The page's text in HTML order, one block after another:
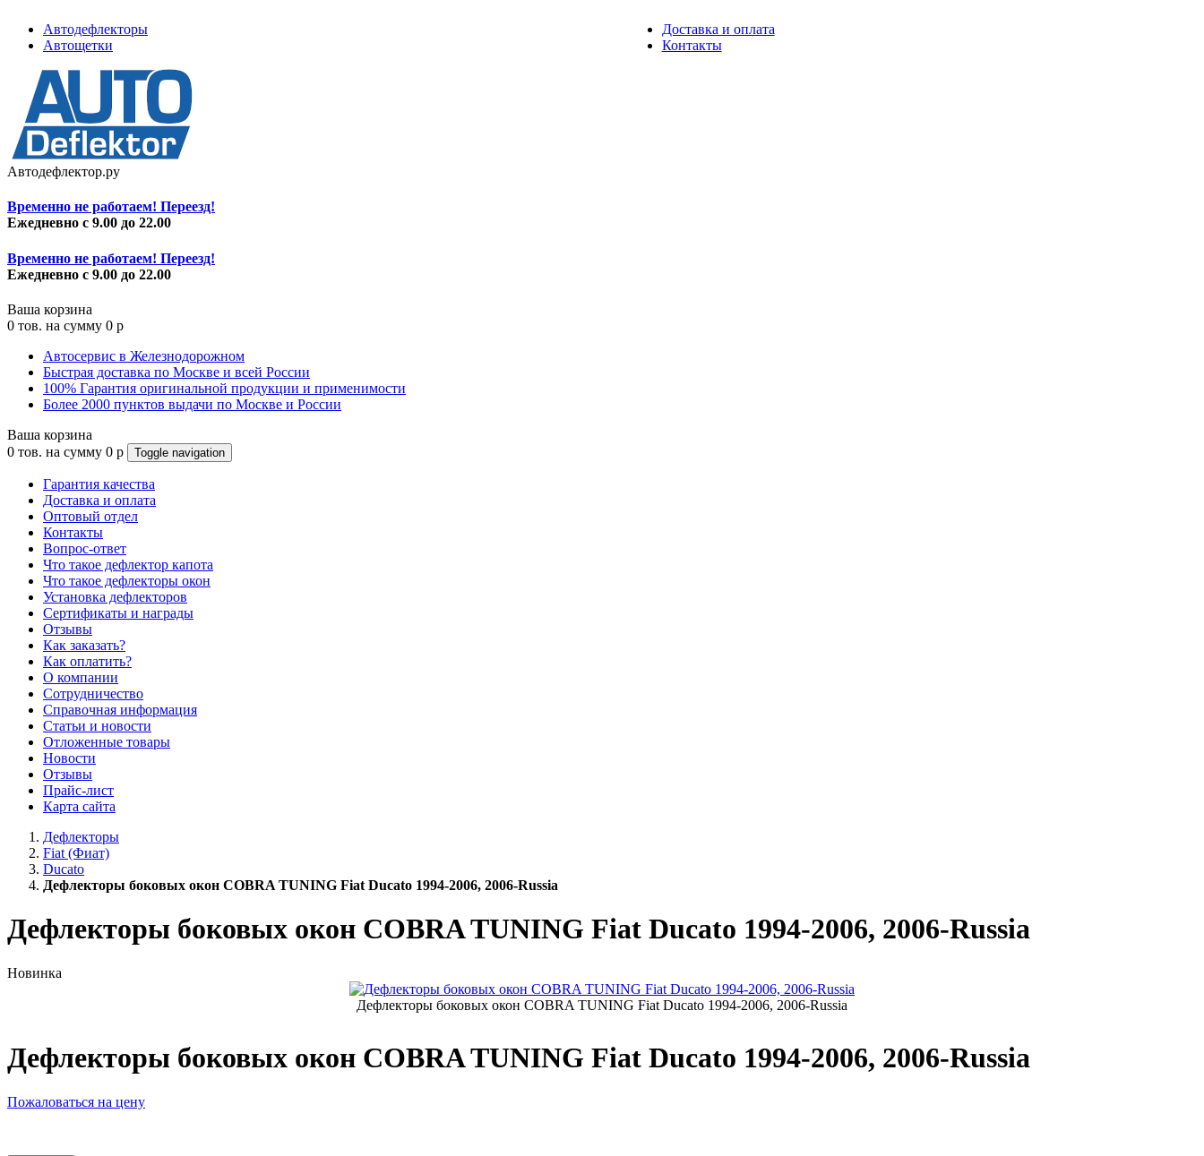
Автодефлекторы
Автощетки
Доставка и оплата
Контакты
Автодефлектор.ру
Временно не работаем! Переезд!
Ежедневно с 9.00 до 22.00
Временно не работаем! Переезд!
Ежедневно с 9.00 до 22.00
Ваша корзина
0 тов. на сумму 0 p
Автосервис в Железнодорожном
Быстрая доставка по Москве и всей России
100% Гарантия оригинальной продукции и применимости
Более 2000 пунктов выдачи по Москве и России
Ваша корзина
0 тов. на сумму 0 p Toggle navigation
Гарантия качества
Доставка и оплата
Оптовый отдел
Контакты
Вопрос-ответ
Что такое дефлектор капота
Что такое дефлекторы окон
Установка дефлекторов
Сертификаты и награды
Отзывы
Как заказать?
Как оплатить?
О компании
Сотрудничество
Справочная информация
Статьи и новости
Отложенные товары
Новости
Отзывы
Прайс-лист
Карта сайта
Дефлекторы
Fiat (Фиат)
Ducato
Дефлекторы боковых окон COBRA TUNING Fiat Ducato 1994-2006, 2006-Russia
Дефлекторы боковых окон COBRA TUNING Fiat Ducato 1994-2006, 2006-Russia
Новинка
Дефлекторы боковых окон COBRA TUNING Fiat Ducato 1994-2006, 2006-Russia
Дефлекторы боковых окон COBRA TUNING Fiat Ducato 1994-2006, 2006-Russia
Пожаловаться на цену